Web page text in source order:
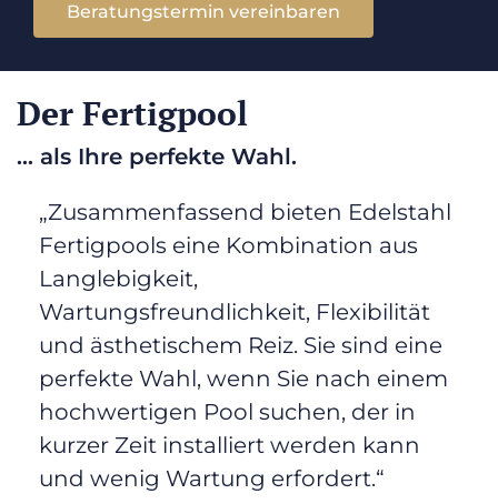
Beratungstermin vereinbaren
Der Fertigpool
... als Ihre perfekte Wahl.
„Zusammenfassend bieten Edelstahl
Fertigpools eine Kombination aus
Langlebigkeit,
Wartungsfreundlichkeit, Flexibilität
und ästhetischem Reiz. Sie sind eine
perfekte Wahl, wenn Sie nach einem
hochwertigen Pool suchen, der in
kurzer Zeit installiert werden kann
und wenig Wartung erfordert.“